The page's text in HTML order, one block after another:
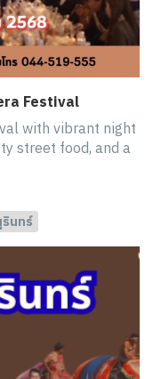
Festival
with vibrant night
street food, and a
นทร์